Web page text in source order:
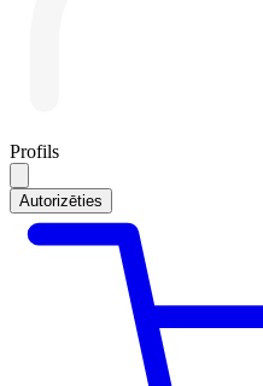
Profils
Autorizēties